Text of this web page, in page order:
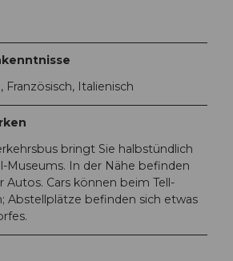
Französisch, Italienisch
bringt Sie halbstündlich
Museums. In der Nähe befinden
Autos. Cars können beim Tell-
Abstellplätze befinden sich etwas